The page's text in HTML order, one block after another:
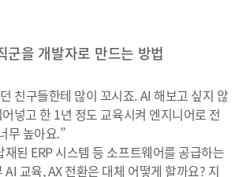
군을 개발자로 만드는 방법
친구들한테 많이 꼬시죠. AI 해보고 싶지 않
넣고 한 1년 정도 교육시켜 엔지니어로 전
무 높아요.”
된 ERP 시스템 등 소프트웨어를 공급하는
교육, AX 전환은 대체 어떻게 할까요? 지